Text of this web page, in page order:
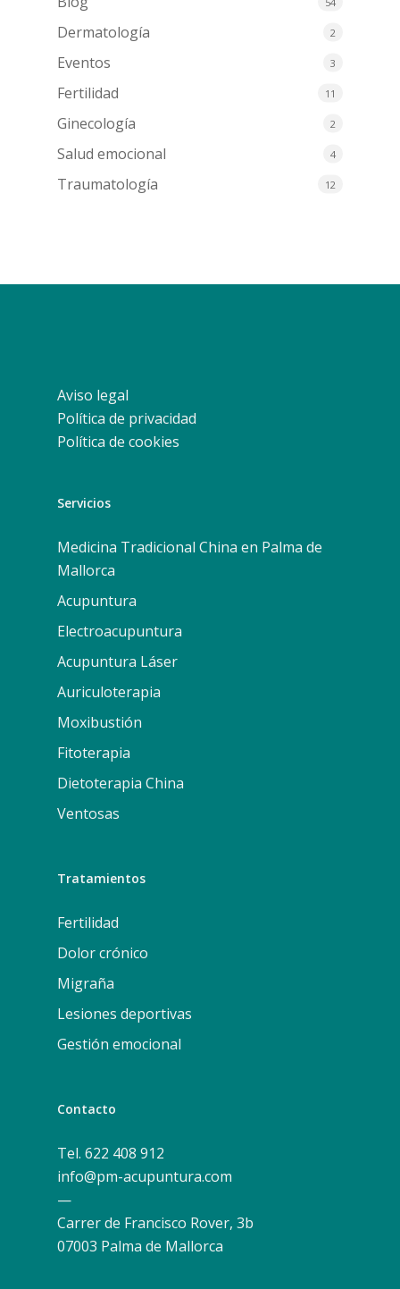
Dermatología 2
Eventos 3
Fertilidad 11
Ginecología 2
Salud emocional 4
Traumatología 12
Aviso legal
Política de privacidad
Política de cookies
Servicios
Medicina Tradicional China en Palma de
Mallorca
Acupuntura
Electroacupuntura
Acupuntura Láser
Auriculoterapia
Moxibustión
Fitoterapia
Dietoterapia China
Ventosas
Tratamientos
Fertilidad
Dolor crónico
Migraña
Lesiones deportivas
Gestión emocional
Contacto
Tel. 622 408 912
info@pm-acupuntura.com
—
Carrer de Francisco Rover, 3b
07003 Palma de Mallorca